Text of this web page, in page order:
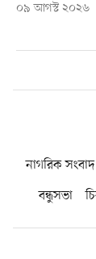
০৯ আগস্ট ২০২৬
নাগরিক সংবাদ
বন্ধুসভা